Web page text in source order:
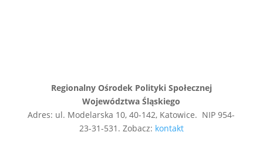
Regionalny Ośrodek Polityki Społecznej
Województwa Śląskiego
Adres: ul. Modelarska 10, 40-142, Katowice. NIP 954-
23-31-531. Zobacz: kontakt